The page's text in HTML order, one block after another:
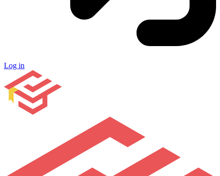
Log in